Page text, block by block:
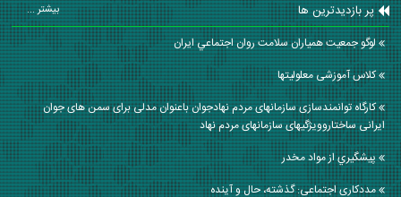
پر بازدیدترین ها بیشتر ...
لوگو جمعيت همياران سلامت روان اجتماعي ايران
کلاس آموزشی معلولیتها
کارگاه توانمندسازی سازمانهای مردم نهادجوان باعنوان مدلی برای سمن های جوان
ایرانی ساختاروویژگیهای سازمانهای مردم نهاد
پيشگيري از مواد مخدر
مددکاری اجتماعی: گذشته، حال و آینده